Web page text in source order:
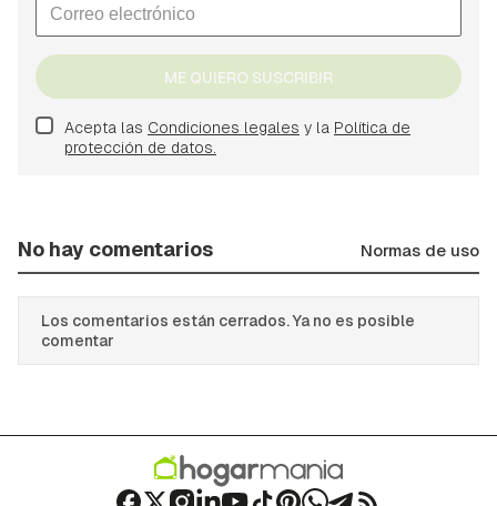
ME QUIERO SUSCRIBIR
Acepta las Condiciones legales y la Política de
protección de datos.
No hay comentarios Normas de uso
Los comentarios están cerrados. Ya no es posible
comentar